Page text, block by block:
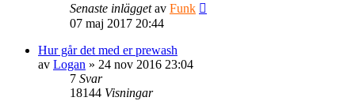
Senaste inläggetav Funk
07 maj 2017 20:44
Hur går det med er prewash
av Logan » 24 nov 2016 23:04
7 Svar
18144 Visningar